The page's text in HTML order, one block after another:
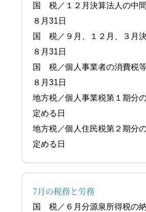
国 税／１２
８月31日
国 税／９月、１２月、３月
８月31日
国 税／個人事
８月31日
地方税／個人事業
定める日
地方税／個人住民
定める日
7月の税務と労務
国 税／６月分源泉所得税の納